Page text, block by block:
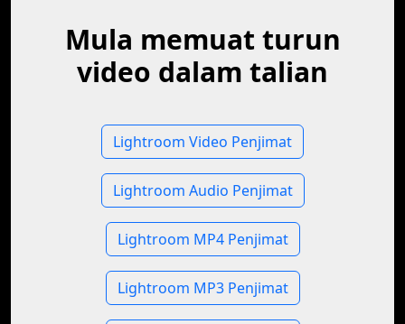
Mula memuat turun
video dalam talian
Lightroom Video Penjimat
Lightroom Audio Penjimat
Lightroom MP4 Penjimat
Lightroom MP3 Penjimat